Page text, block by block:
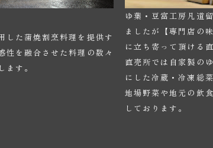
した蒲焼割烹料理を提供す
性を融合させた料理の数々
す。
ゆ葉・豆富工房凡道
ましたが【専門店の
に立ち寄って頂ける
直売所では自家製の
にした冷蔵・冷凍総
地場野菜や地元の飲
しております。